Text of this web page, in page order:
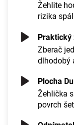
Žehlite
rizika
Praktický
Zberač
dlhodobý
Plocha
Žehlička
povrch